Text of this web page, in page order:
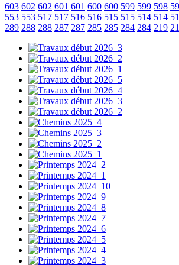
603 602 602 601 601 600 600 599 599 598
553 553 517 517 516 516 515 515 514 514
289 288 288 287 287 285 285 284 284 219